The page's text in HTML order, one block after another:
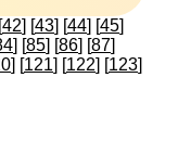
42] [43] [44] [45]
] [85] [86] [87]
] [121] [122] [123]